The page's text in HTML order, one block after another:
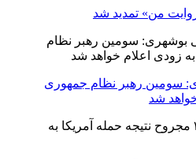
من» تمدید شد
سومین رهبر نظام جمهوری
شد